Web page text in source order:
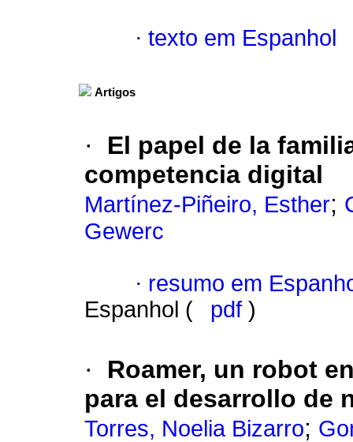
· texto em Espanhol
Artigos
·
El papel de la
competencia digital
Martínez-Piñeiro, Esther;
Gewerc
· resumo em
Espanhol (
pdf )
·
Roamer, un robot
para el desarrollo de
Torres, Noelia Bizarro;